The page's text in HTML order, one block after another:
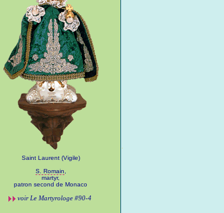
Saint Laurent (Vigile)
S. Romain,
martyr,
patron second de Monaco
voir Le Martyrologe#90-4